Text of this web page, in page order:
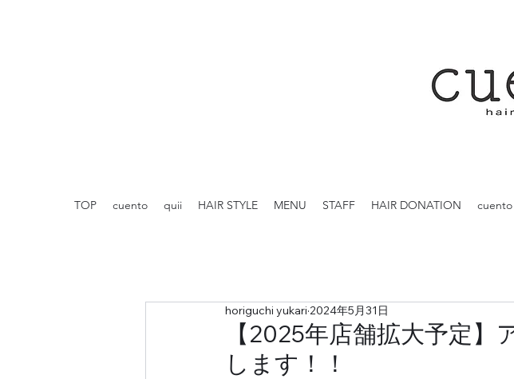
TOP cuento quii HAIR STYLE MENU STAFF HAIR DONATION
【2025年店舗拡大予定
します！！
horiguchi yukari 2024年5月31日